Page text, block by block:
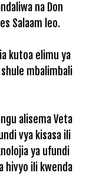
na Don
Salaam leo.
kutoa elimu ya
mbalimbali
alisema Veta
vya kisasa ili
ya ufundi
hivyo ili kwenda